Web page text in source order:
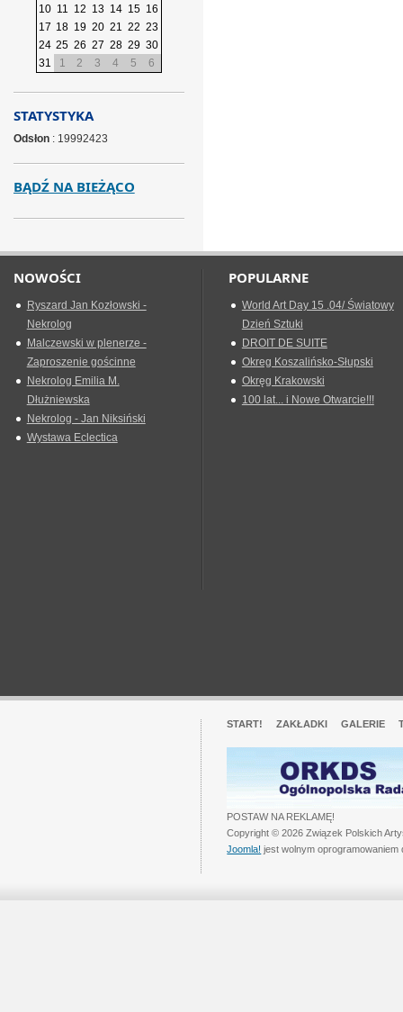
10 11 12 13 14 15 16
17 18 19 20 21 22 23
24 25 26 27 28 29 30
31
1 2 3 4 5 6
STATYSTYKA
Odsłon: 19992423
BĄDŹ NA BIEŻĄCO
NOWOŚCI
Ryszard Jan Kozłowski -
Nekrolog
Malczewski w plenerze -
Zaproszenie gościnne
Nekrolog Emilia M.
Dłużniewska
Nekrolog - Jan Niksiński
Wystawa Eclectica
POPULARNE
World Art Day 15 .04/ Światowy
Dzień Sztuki
DROIT DE SUITE
Okreg Koszalińsko-Słupski
Okręg Krakowski
100 lat... i Nowe Otwarcie!!!
START! ZAKŁADKI GALERIE
POSTAW NA REKLAMĘ!
Copyright © 2026 Związek Polskich
Joomla! jest wolnym